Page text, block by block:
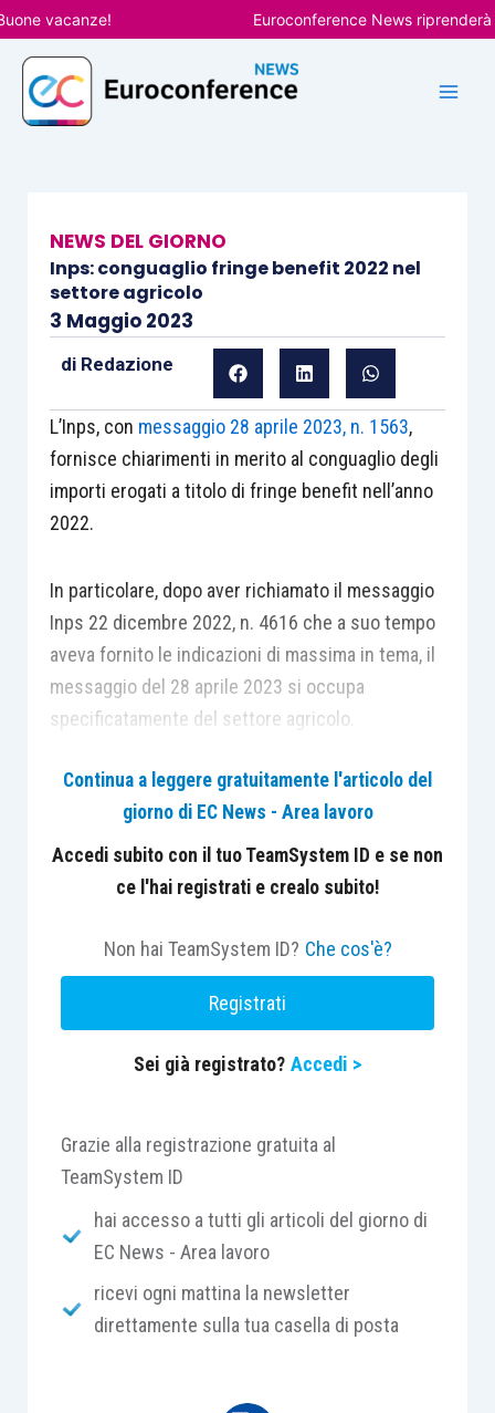
Vai
al
contenuto
vacanze! Euroconference News riprenderà le
NEWS DEL GIORNO
Inps: conguaglio fringe benefit 2022 nel
settore agricolo
3 Maggio 2023
di Redazione
L’Inps, con messaggio 28 aprile 2023, n. 1563,
fornisce chiarimenti in merito al conguaglio degli
importi erogati a titolo di fringe benefit nell’anno
2022.
In particolare, dopo aver richiamato il messaggio
Inps 22 dicembre 2022, n. 4616 che a suo tempo
aveva fornito le indicazioni di massima in tema, il
messaggio del 28 aprile 2023 si occupa
specificatamente del settore agricolo.
Più in particolare, vengono esaminate sia le
situazioni nelle quali si rende necessario
denunciare somme in precedenza ritenute
esenti, sia – al contrario – recuperare
assoggettati sebbene rientranti nelle soglie
previste nell’anno 2022.
variazione della retribuzione imponibile
interessati dalla presenza delle maggiori somme
da assoggettare, con annessa trattenuta – a
lavoratori.
Laddove invece al contrario siano stati
assoggettati a contribuzione somme poi
di rettifica (entro il prossimo 31 maggio 2023) nei
Continua a leggere gratuitamente l'articolo del
giorno di EC News - Area lavoro
Accedi subito con il tuo TeamSystem ID e se non
ce l'hai registrati e crealo subito!
Non hai TeamSystem ID? Che cos'è?
Registrati
Sei già registrato? Accedi >
Grazie alla registrazione gratuita al
TeamSystem ID
hai accesso a tutti gli articoli del giorno di
EC News - Area lavoro
ricevi ogni mattina la newsletter
direttamente sulla tua casella di posta